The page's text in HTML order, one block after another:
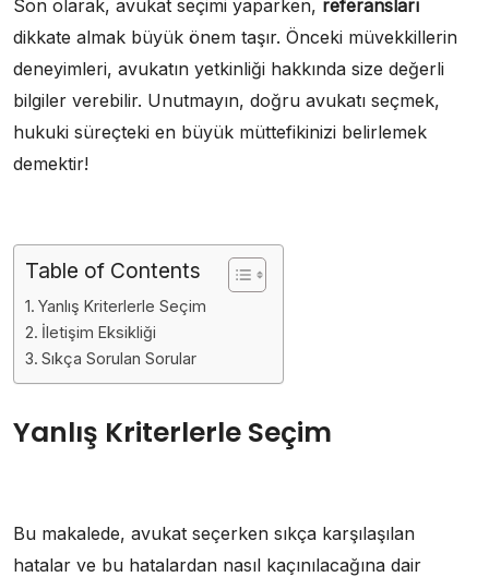
Son olarak, avukat seçimi yaparken, referansları
dikkate almak büyük önem taşır. Önceki müvekkillerin
deneyimleri, avukatın yetkinliği hakkında size değerli
bilgiler verebilir. Unutmayın, doğru avukatı seçmek,
hukuki süreçteki en büyük müttefikinizi belirlemek
demektir!
Table of Contents
Yanlış Kriterlerle Seçim
İletişim Eksikliği
Sıkça Sorulan Sorular
Yanlış Kriterlerle Seçim
Bu makalede, avukat seçerken sıkça karşılaşılan
hatalar ve bu hatalardan nasıl kaçınılacağına dair